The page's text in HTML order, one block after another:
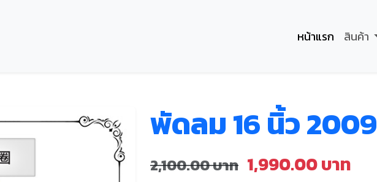
หน้าแรก สินค้า
พัดลม 16 นิ้ว 2009
2,100.00 บาท 1,990.00 บาท